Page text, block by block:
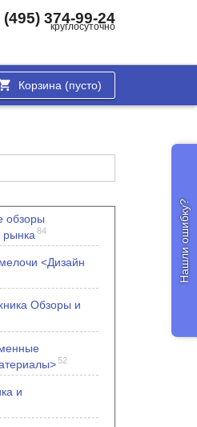
(495) 374-99-24
круглосуточно
Корзина (пусто)
обзоры
рынка 84
<Дизайн
Обзоры и
52
и
Нашли ошибку?